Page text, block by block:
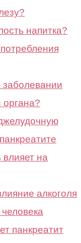
напитка?
органа?
на
алкоголя
панкреатит